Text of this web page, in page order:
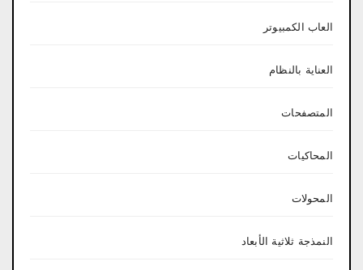
العاب الكمبيوتر
العناية بالنظام
المتصفحات
المحاكيات
المحولات
النمذجة ثلاثية الأبعاد